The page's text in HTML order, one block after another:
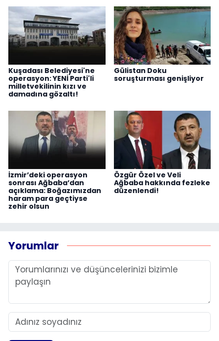
Kuşadası Belediyesi'ne
operasyon: YENİ Parti'li
milletvekilinin kızı ve
damadına gözaltı!
Gülistan Doku
soruşturması genişliyor
İzmir’deki operasyon
sonrası Ağbaba’dan
açıklama: Boğazımızdan
haram para geçtiyse
zehir olsun
Özgür Özel ve Veli
Ağbaba hakkında fezleke
düzenlendi!
Yorumlar